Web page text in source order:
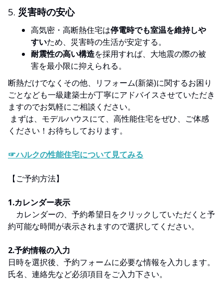
5. 災害時の安心
高気密・高断熱住宅は停電時でも室温を維持しや
すいため、災害時の生活が安定する。
耐震性の高い構造を採用すれば、大地震の際の被
害を最小限に抑えられる。
断熱だけでなくその他、リフォーム(新築)に関するお困り
ごとなども一級建築士が丁寧にアドバイスさせていただき
ますのでお気軽にご相談ください。
まずは、モデルハウスにて、高性能住宅をぜひ、ご体感
ください！お待ちしております。
☞ハルクの性能住宅について見てみる
【ご予約方法】
1.カレンダー表示
カレンダーの、予約希望日をクリックしていただくと予
約可能な時間が表示されますので選択してください。
2.予約情報の入力
日時を選択後、予約フォームに必要な情報を入力します。
氏名、連絡先など必須項目をご入力下さい。